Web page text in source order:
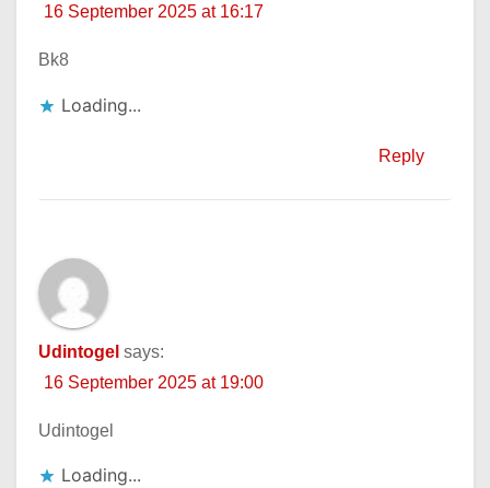
16 September 2025 at 16:17
Bk8
Loading...
Reply
Udintogel says:
16 September 2025 at 19:00
Udintogel
Loading...